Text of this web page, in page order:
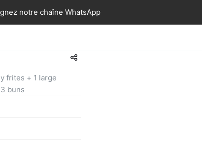
notre chaîne WhatsApp
frites + 1 large
buns